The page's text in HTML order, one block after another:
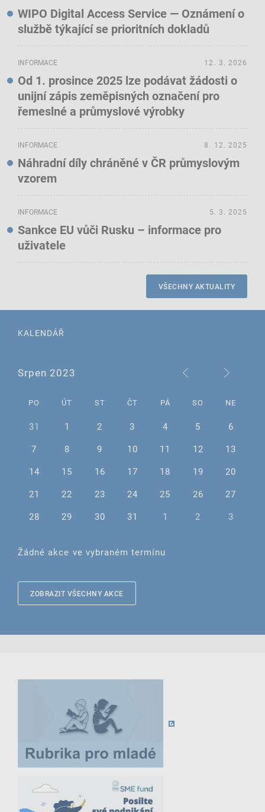
WIPO Digital Access Service — Oznámení o
službě týkající se prioritních dokladů
INFORMACE
Od 1. prosince 2025 lze podávat žádosti o
unijní zápis zeměpisných označení pro
řemeslné a průmyslové výrobky
12. 3. 2026
INFORMACE
Náhradní díly chráněné v ČR průmyslovým
vzorem
8. 12. 2025
INFORMACE
Sankce EU vůči Rusku – informace pro
uživatele
5. 3. 2025
VŠECHNY AKTUALITY
KALENDÁŘ
Srpen 2023
PO ÚT ST ČT PÁ SO NE
31 1 2 3 4 5
6
7
8 9 10 11 12
13
14
15 16 17 18 19
20
21
22 23 24 25 26
27
28
29 30 31 1 2 3
Žádné akce ve vybraném termínu
ZOBRAZIT VŠECHNY AKCE